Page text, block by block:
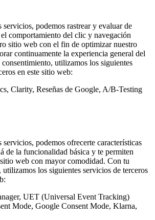
servicios, podemos rastrear y evaluar de
comportamiento del clic y navegación
sitio web con el fin de optimizar nuestro
continuamente la experiencia general del
utilizamos los siguientes
en este sitio web:
Clarity, Reseñas de Google, A/B-Testing
servicios, podemos ofrecerte características
de la funcionalidad básica y te permiten
web con mayor comodidad. Con tu
utilizamos los siguientes servicios de terceros
UET (Universal Event Tracking)
Mode, Google Consent Mode, Klarna,